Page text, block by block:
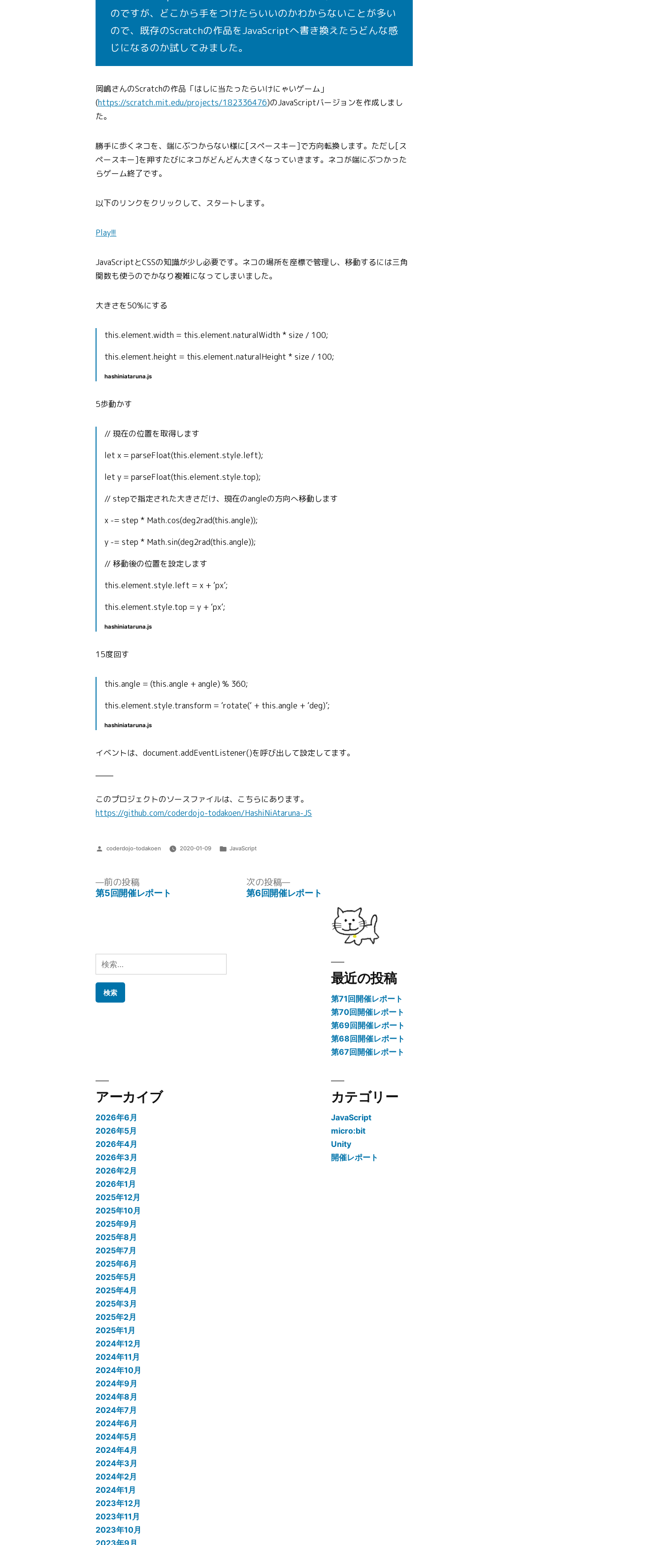
のですが、どこから手をつけたらいいのかわからないことが多い
ので、既存のScratchの作品をJavaScriptへ書き換えたらどんな感
じになるのか試してみました。
岡嶋さんのScratchの作品「はしに当たったらいけにゃいゲーム」
(https://scratch.mit.edu/projects/182336476)のJavaScriptバージョンを作成しまし
た。
勝手に歩くネコを、端にぶつからない様に[スペースキー]で方向転換します。ただし[ス
ペースキー]を押すたびにネコがどんどん大きくなっていきます。ネコが端にぶつかった
らゲーム終了です。
以下のリンクをクリックして、スタートします。
Play!!!
JavaScriptとCSSの知識が少し必要です。ネコの場所を座標で管理し、移動するには三角
関数も使うのでかなり複雑になってしまいました。
大きさを50%にする
this.element.width = this.element.naturalWidth * size / 100;
this.element.height = this.element.naturalHeight * size / 100;
hashiniataruna.js
5歩動かす
// 現在の位置を取得します
let x = parseFloat(this.element.style.left);
let y = parseFloat(this.element.style.top);
// stepで指定された大きさだけ、現在のangleの方向へ移動します
x -= step * Math.cos(deg2rad(this.angle));
y -= step * Math.sin(deg2rad(this.angle));
// 移動後の位置を設定します
this.element.style.left = x + ‘px’;
this.element.style.top = y + ‘px’;
hashiniataruna.js
15度回す
this.angle = (this.angle + angle) % 360;
this.element.style.transform = ‘rotate(‘ + this.angle + ‘deg)’;
hashiniataruna.js
イベントは、document.addEventListener()を呼び出して設定してます。
このプロジェクトのソースファイルは、こちらにあります。
https://github.com/coderdojo-todakoen/HashiNiAtaruna-JS
投
coderdojo-todakoen 2020-01-09
カ
JavaScript
前の投稿前
の
第5回開催レポート
次の投稿
次
の
第6回開催レポート
検
索:
最近の投稿
第71回開催レポート
第70回開催レポート
第69回開催レポート
第68回開催レポート
第67回開催レポート
アーカイブ
2026年6月
2026年5月
2026年4月
2026年3月
2026年2月
2026年1月
2025年12月
2025年10月
2025年9月
2025年8月
2025年7月
2025年6月
2025年5月
2025年4月
2025年3月
2025年2月
2025年1月
2024年12月
2024年11月
2024年10月
2024年9月
2024年8月
2024年7月
2024年6月
2024年5月
2024年4月
2024年3月
2024年2月
2024年1月
2023年12月
2023年11月
2023年10月
2023年9月
カテゴリー
JavaScript
micro:bit
Unity
開催レポート